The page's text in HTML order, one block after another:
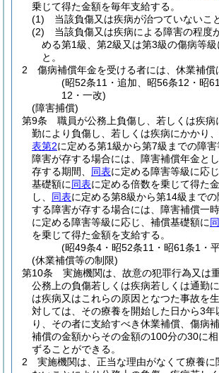
乗じて得た金額を毎年支給する。
(1)
当該負傷又は疾病が治つていないこ
(2)
当該負傷又は疾病による障害の程度
める第1級、第2級又は第3級の傷病等級
と。
2
傷病補償年金を受ける者には、休業補償
(昭52条11・追加、昭56条12・昭
12・一改)
(障害捕償)
第9条
職員が公務上負傷し、若しくは疾病
勤により負傷し、若しくは疾病にかかり、
表第2に定める第1級から第7級までの障
障害が存する場合には、障害補償年金と
存する期間、 同表に定める障害等級に応
基礎額に同表に定める倍数を乗じて得た
し、 同表に定める第8級から第14級まで
する障害が存する場合には、障害補償一時
に定める障害等級に応じ、補償基礎額に
を乗じて得た金額を支給する。
(昭49条4・昭52条11・昭61条1・
(休業補償等の制限)
第10条
実施機関は、故意の犯罪行為又は
公務上の負傷若しくは疾病若しくは通勤
は疾病又はこれらの原因となつた事故を
対しては、その療養を開始した日から3年
り、その者に支給すべき休業補償、傷病
補償の金額からその金額の100分の30に
ずることができる。
2
実施機関は、正当な理由がなくて療養に